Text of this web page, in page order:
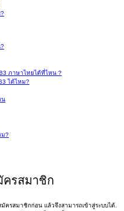
ภาษาไทยได้ที่ไหน ?
ได้ไหม?
น
ม?
ครสมาชิก
สมาชิกก่อน แล้วจึงสามารถเข้าสู่ระบบได้.